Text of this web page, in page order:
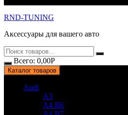
RND-TUNING
Аксессуары для вашего авто
Всего: 0,00Р
Каталог товаров
Audi
A3
A4 B6